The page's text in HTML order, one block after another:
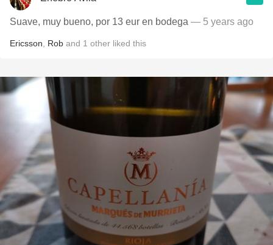
Suave, muy bueno, por 13 eur en bodega — 5 years ago
Ericsson Rob and 1 other liked this